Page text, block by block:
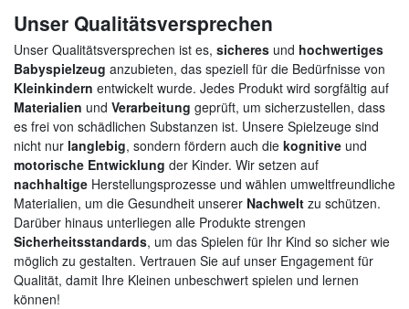
Unser Qualitätsversprechen
Unser Qualitätsversprechen ist es, sicheres und hochwertiges
Babyspielzeug anzubieten, das speziell für die Bedürfnisse von
Kleinkindern entwickelt wurde. Jedes Produkt wird sorgfältig auf
Materialien und Verarbeitung geprüft, um sicherzustellen, dass
es frei von schädlichen Substanzen ist. Unsere Spielzeuge sind
nicht nur langlebig, sondern fördern auch die kognitive und
motorische Entwicklung der Kinder. Wir setzen auf
nachhaltige Herstellungsprozesse und wählen umweltfreundliche
Materialien, um die Gesundheit unserer Nachwelt zu schützen.
Darüber hinaus unterliegen alle Produkte strengen
Sicherheitsstandards, um das Spielen für Ihr Kind so sicher wie
möglich zu gestalten. Vertrauen Sie auf unser Engagement für
Qualität, damit Ihre Kleinen unbeschwert spielen und lernen
können!